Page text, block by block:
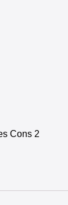
Cons 2